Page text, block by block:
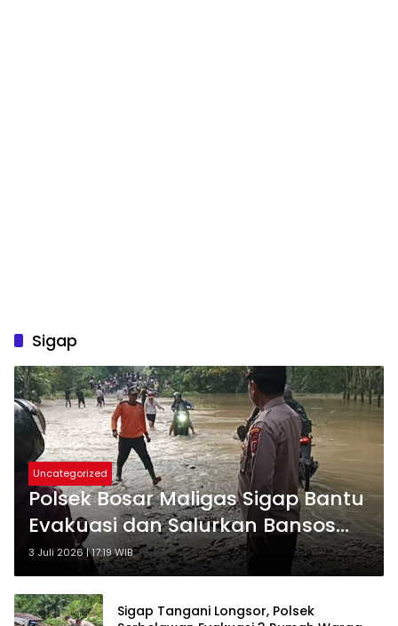
Sigap
Uncategorized
Polsek Bosar Maligas Sigap Bantu
Evakuasi dan Salurkan Bansos
bagi Korban Banjir
3 Juli 2026 | 17:19 WIB
Sigap Tangani Longsor, Polsek